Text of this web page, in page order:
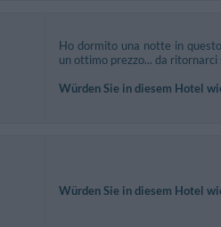
Ho dormito una notte in
un ottimo prezzo... da ritornarci
Würden Sie in diesem Hotel
Würden Sie in diesem Hotel